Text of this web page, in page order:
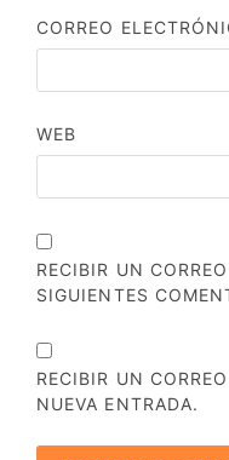
CORREO
WEB
RECIBIR UN
SIGUIENTES
RECIBIR UN
NUEVA ENTRADA.